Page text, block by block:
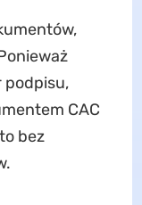
podpisu,
CAC
bez